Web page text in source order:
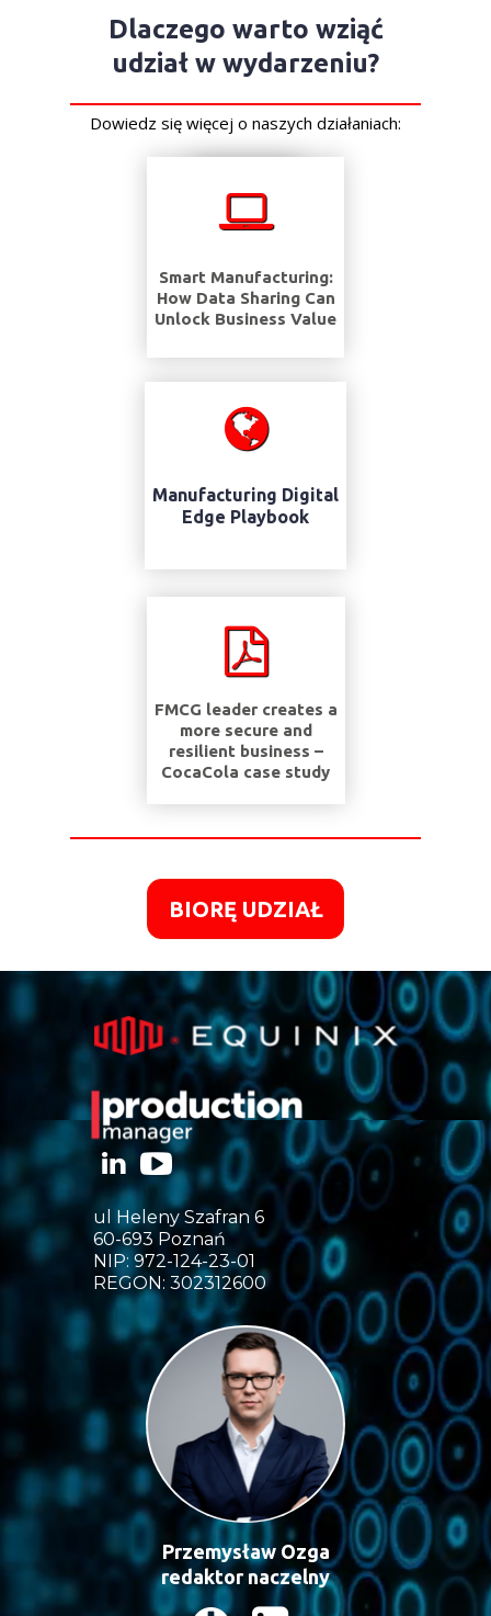
Dowiedz się więcej o naszych działaniach:
Dlaczego warto wziąć
udział w wydarzeniu?
Smart Manufacturing:
How Data Sharing Can
Unlock Business Value
FMCG leader creates a
more secure and
resilient business –
CocaCola case study
Manufacturing Digital
Edge Playbook
BIORĘ UDZIAŁ
ul Heleny Szafran 6
60-693 Poznań
NIP: 972-124-23-01
REGON: 302312600
Przemysław Ozga
redaktor naczelny